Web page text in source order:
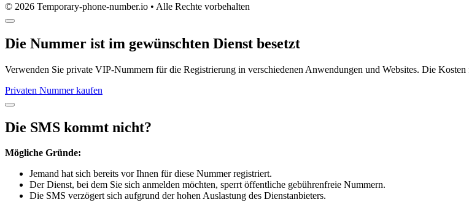
© 2026 Temporary-phone-number.io • Alle Rechte vorbehalten
Die Nummer ist im gewünschten Dienst besetzt
Verwenden Sie private VIP-Nummern für die Registrierung in verschiedenen Anwendungen und Websites. Die
Privaten Nummer kaufen
Die SMS kommt nicht?
Mögliche Gründe:
Jemand hat sich bereits vor Ihnen für diese Nummer registriert.
Der Dienst, bei dem Sie sich anmelden möchten, sperrt öffentliche gebührenfreie Nummern.
Die SMS verzögert sich aufgrund der hohen Auslastung des Dienstanbieters.